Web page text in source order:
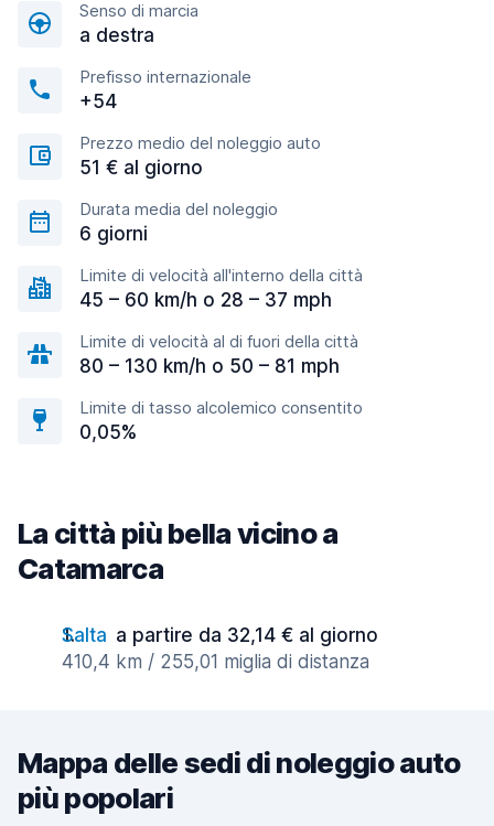
Senso di marcia
a destra
Prefisso internazionale
+54
Prezzo medio del noleggio auto
51 € al giorno
Durata media del noleggio
6 giorni
Limite di velocità all'interno della città
45 – 60 km/h o 28 – 37 mph
Limite di velocità al di fuori della città
80 – 130 km/h o 50 – 81 mph
Limite di tasso alcolemico consentito
0,05%
La città più bella vicino a
Catamarca
Salta a partire da 32,14 € al giorno
410,4 km / 255,01 miglia di distanza
Mappa delle sedi di noleggio auto
più popolari